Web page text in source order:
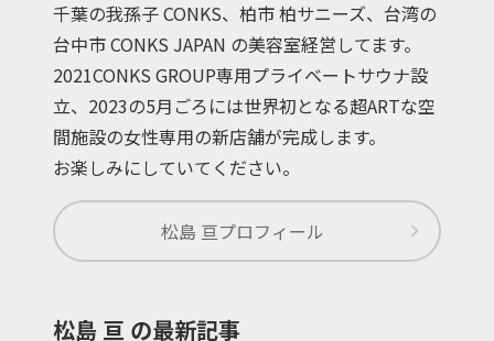
千葉の我孫子 CONKS、柏市 柏サニーズ、台湾の
台中市 CONKS JAPAN の美容室経営してます。
2021CONKS GROUP専用プライベートサウナ設
立、2023の5月ごろには世界初となる超ARTな空
間施設の女性専用の新店舗が完成します。
お楽しみにしていてください。
松島 亘プロフィール
松島 亘 の最新記事